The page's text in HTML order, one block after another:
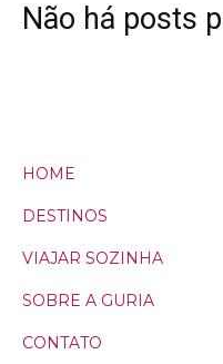
Não há posts
HOME
DESTINOS
VIAJAR SOZINHA
SOBRE A GURIA
CONTATO